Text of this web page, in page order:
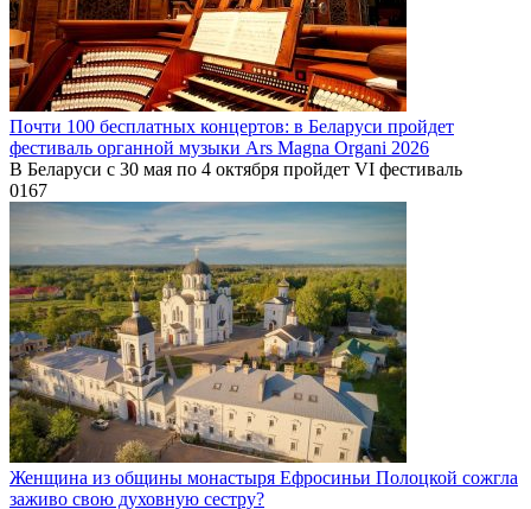
Почти 100 бесплатных концертов: в Беларуси пройдет
фестиваль органной музыки Ars Magna Organi 2026
В Беларуси с 30 мая по 4 октября пройдет VI фестиваль
0167
Женщина из общины монастыря Ефросиньи Полоцкой сожгла
заживо свою духовную сестру?